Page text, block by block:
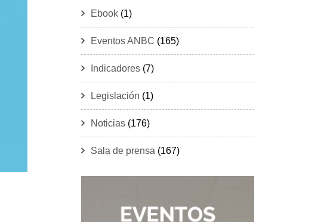
Ebook (1)
Eventos ANBC (165)
Indicadores (7)
Legislación (1)
Noticias (176)
Sala de prensa (167)